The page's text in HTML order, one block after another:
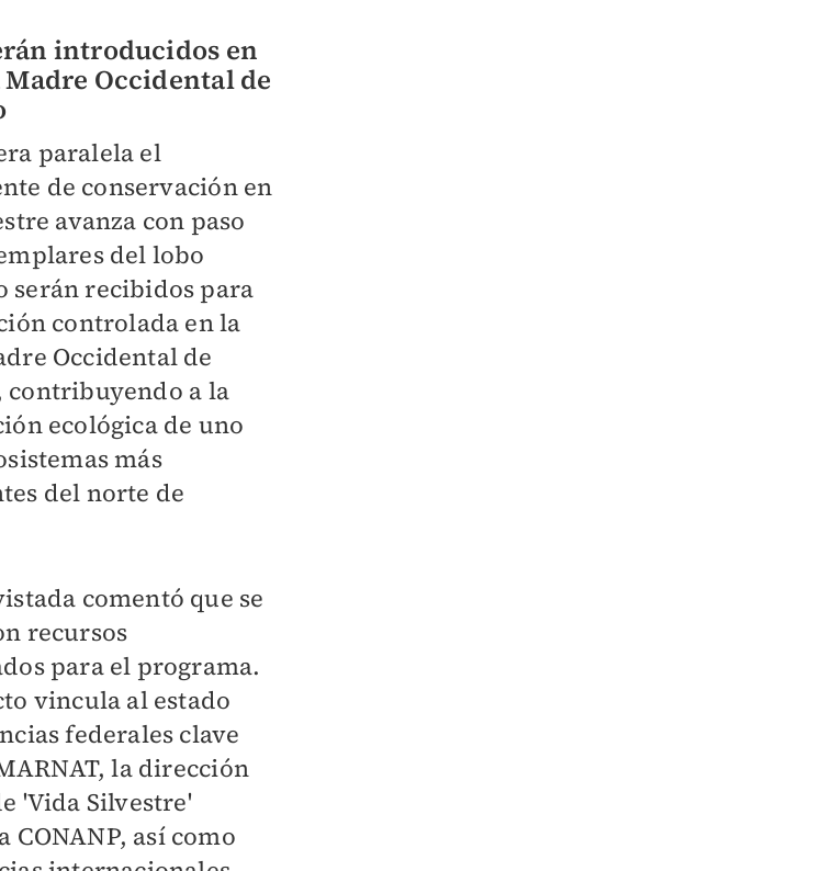
introducidos en
Occidental de
paralela el
de conservación en
avanza con paso
del lobo
serán recibidos para
controlada en la
Occidental de
contribuyendo a la
ecológica de uno
más
del norte de
comentó que se
recursos
para el programa.
vincula al estado
federales clave
la dirección
'Vida Silvestre'
CONANP, así como